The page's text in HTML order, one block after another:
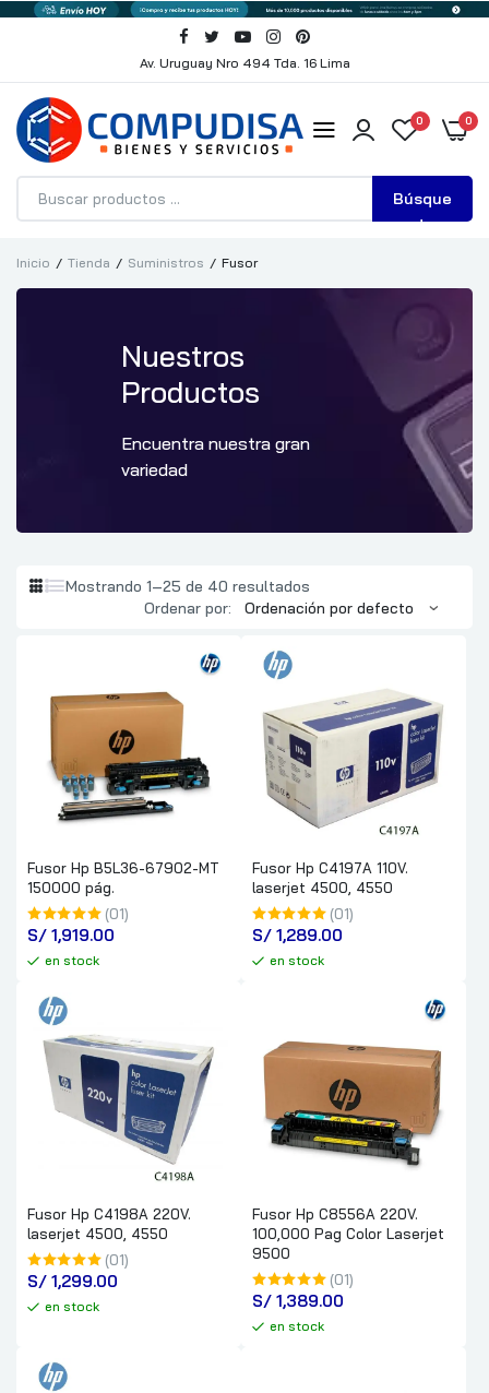
Av. Uruguay Nro 494 Tda. 16 Lima
Búsque
da
0 0
Inicio Tienda Suministros Fusor
Nuestros
Productos
Encuentra nuestra gran
variedad
Mostrando 1–25 de 40 resultados
Ordenar por:
Fusor Hp B5L36-67902-MT
150000 pág.
(01)
S/ 1,919.00
en stock
Fusor Hp C4197A 110V.
laserjet 4500, 4550
(01)
S/ 1,289.00
en stock
Fusor Hp C4198A 220V.
laserjet 4500, 4550
(01)
S/ 1,299.00
en stock
Fusor Hp C8556A 220V.
100,000 Pag Color Laserjet
9500
(01)
S/ 1,389.00
en stock